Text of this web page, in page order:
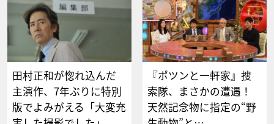
田村正和が惚れ込んだ
主演作、7年ぶりに特別
版でよみがえる「大変充
『ポツンと一軒家』捜
索隊、まさかの遭遇！
天然記念物に指定の“野